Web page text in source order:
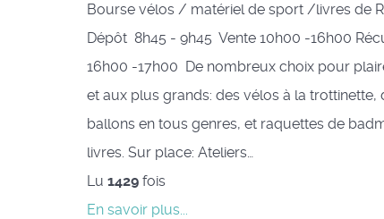
Bourse vélos / matériel de sport /livres de
Dépôt 8h45 - 9h45 Vente 10h00 -16h00
16h00 -17h00 De nombreux choix pour
et aux plus grands: des vélos à la trottinette,
ballons en tous genres, et raquettes de
livres. Sur place: Ateliers…
Lu 1429 fois
En savoir plus...